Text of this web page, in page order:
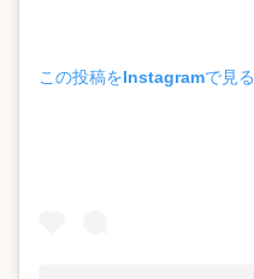
この投稿をInstagramで見る